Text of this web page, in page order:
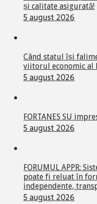
și calitate asigurată!
5 august 2026
Când statul își
viitorul economic al
5 august 2026
FORTANES SU
5 august 2026
FORUMUL APPR:
poate fi reluat în
independente,
5 august 2026